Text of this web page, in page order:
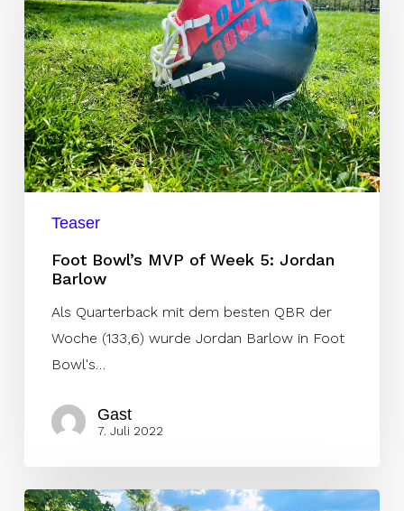
of
Week
5:
Jordan
Barlow
Teaser
Foot Bowl’s MVP of Week 5: Jordan
Barlow
Als Quarterback mit dem besten QBR der
Woche (133,6) wurde Jordan Barlow in Foot
Bowl's…
Gast
7. Juli 2022
Foot